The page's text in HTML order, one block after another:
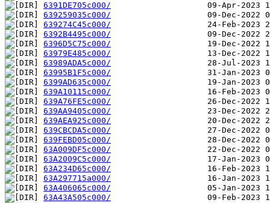
6391DE705c000/
639259035c000/
639274C45c000/
6392B4495c000/
6396D5C75c000/
63979E485c000/
63989ADA5c000/
63995B1F5c000/
6399AD635c000/
639A10115c000/
639A76FE5c000/
639AA9405c000/
639AEA925c000/
639CBCDA5c000/
639FEBD05c000/
63A009DF5c000/
63A2009C5c000/
63A234D65c000/
63A297715a000/
63A406065c000/
63A43A505c000/